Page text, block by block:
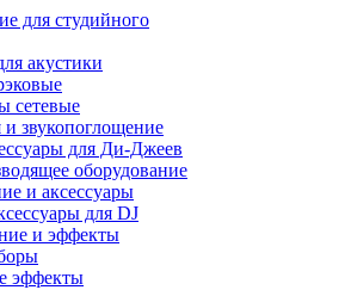
для студийного
акустики
сетевые
и звукопоглощение
для Ди-Джеев
оборудование
и аксессуары
для DJ
и эффекты
эффекты